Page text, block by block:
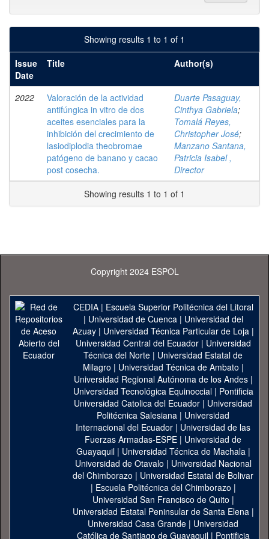
Showing results 1 to 1 of 1
Issue
Date
Title Author(s)
2022
Valoración de la actividad
antifúngica in vitro de dos
aceites esenciales para la
inhibición del crecimiento de
lasiodiplodia theobromae
patógeno de banano y cacao
post cosecha.
Duarte Pasaguay,
Cinthya Gabriela;
Tomalá Reyes,
Christopher José;
Manzano Santana,
Patricia Isabel ,
Director
Showing results 1 to 1 of 1
Copyright 2024 ESPOL
CEDIA| Escuela Superior Politécnica del Litoral
| Universidad de Cuenca| Universidad del
Azuay| Universidad Técnica Particular de Loja|
Universidad Central del Ecuador| Universidad
Técnica del Norte | Universidad Estatal de
Milagro | Universidad Técnica de Ambato |
Universidad Regional Autónoma de los Andes|
Universidad Tecnológica Equinoccial| Pontificia
Universidad Catolica del Ecuador | Universidad
Politécnica Salesiana | Universidad
Internacional del Ecuador | Universidad de las
Fuerzas Armadas-ESPE | Universidad de
Guayaquil| Universidad Técnica de Machala|
Universidad de Otavalo | Universidad Nacional
del Chimborazo | Universidad Estatal de Bolivar
| Escuela Politécnica del Chimborazo |
Universidad San Francisco de Quito |
Universidad Estatal Peninsular de Santa Elena|
Universidad Casa Grande | Universidad
Católica de Santiago de Guayaquil| Pontificia